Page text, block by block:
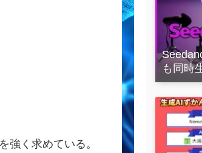
強く求めている。
も同時
容を解